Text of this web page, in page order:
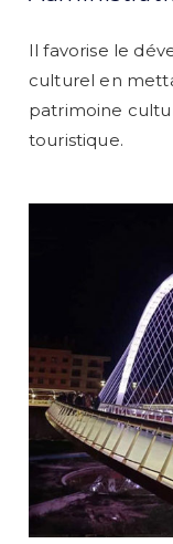
Il favorise le
culturel en
patrimoine
touristique.